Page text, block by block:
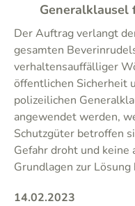
Generalklausel
Der Auftrag verlangt
gesamten
verhaltensauffälliger
öffentlichen Sicherheit
polizeilichen
angewendet werden,
Schutzgüter betroffen
Gefahr droht und keine
Grundlagen zur
14.02.2023